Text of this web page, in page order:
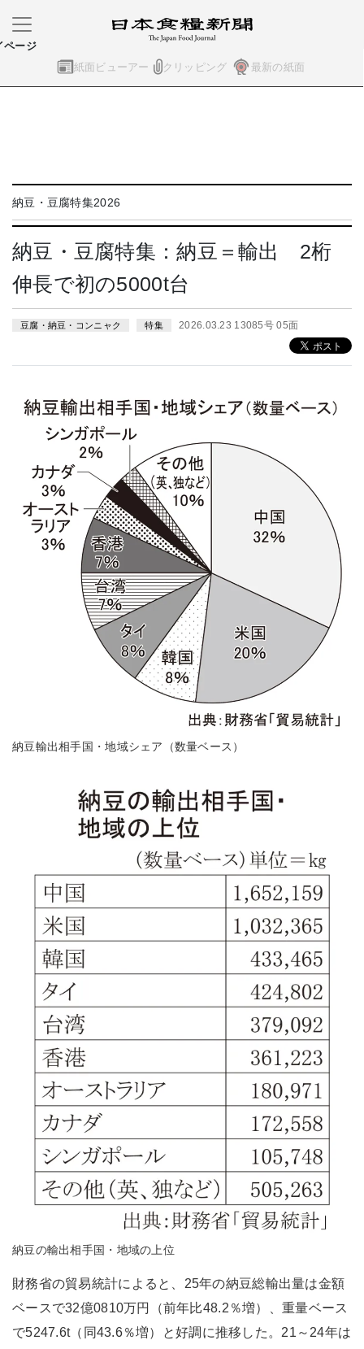
紙面ビューアー クリッピング 最新の紙面
ページ
納豆・豆腐特集2026
納豆・豆腐特集：納豆＝輸出 2桁
伸長で初の5000t台
豆腐・納豆・コンニャク 特集 2026.03.23 13085号 05面
納豆輸出相手国・地域シェア（数量ベース）
納豆の輸出相手国・地域の上位
財務省の貿易統計によると、25年の納豆総輸出量は金額
ベースで32億0810万円（前年比48.2％増）、重量ベース
で5247.6t（同43.6％増）と好調に推移した。21～24年は